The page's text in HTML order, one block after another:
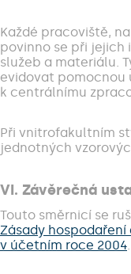
Každé pracoviště,
povinno se při jejich
služeb a materiálu.
evidovat pomocnou
k centrálnímu
Při vnitrofakultním
jednotných
VI. Závěrečná
Touto směrnicí se
Zásady
v účetním roce 2004.